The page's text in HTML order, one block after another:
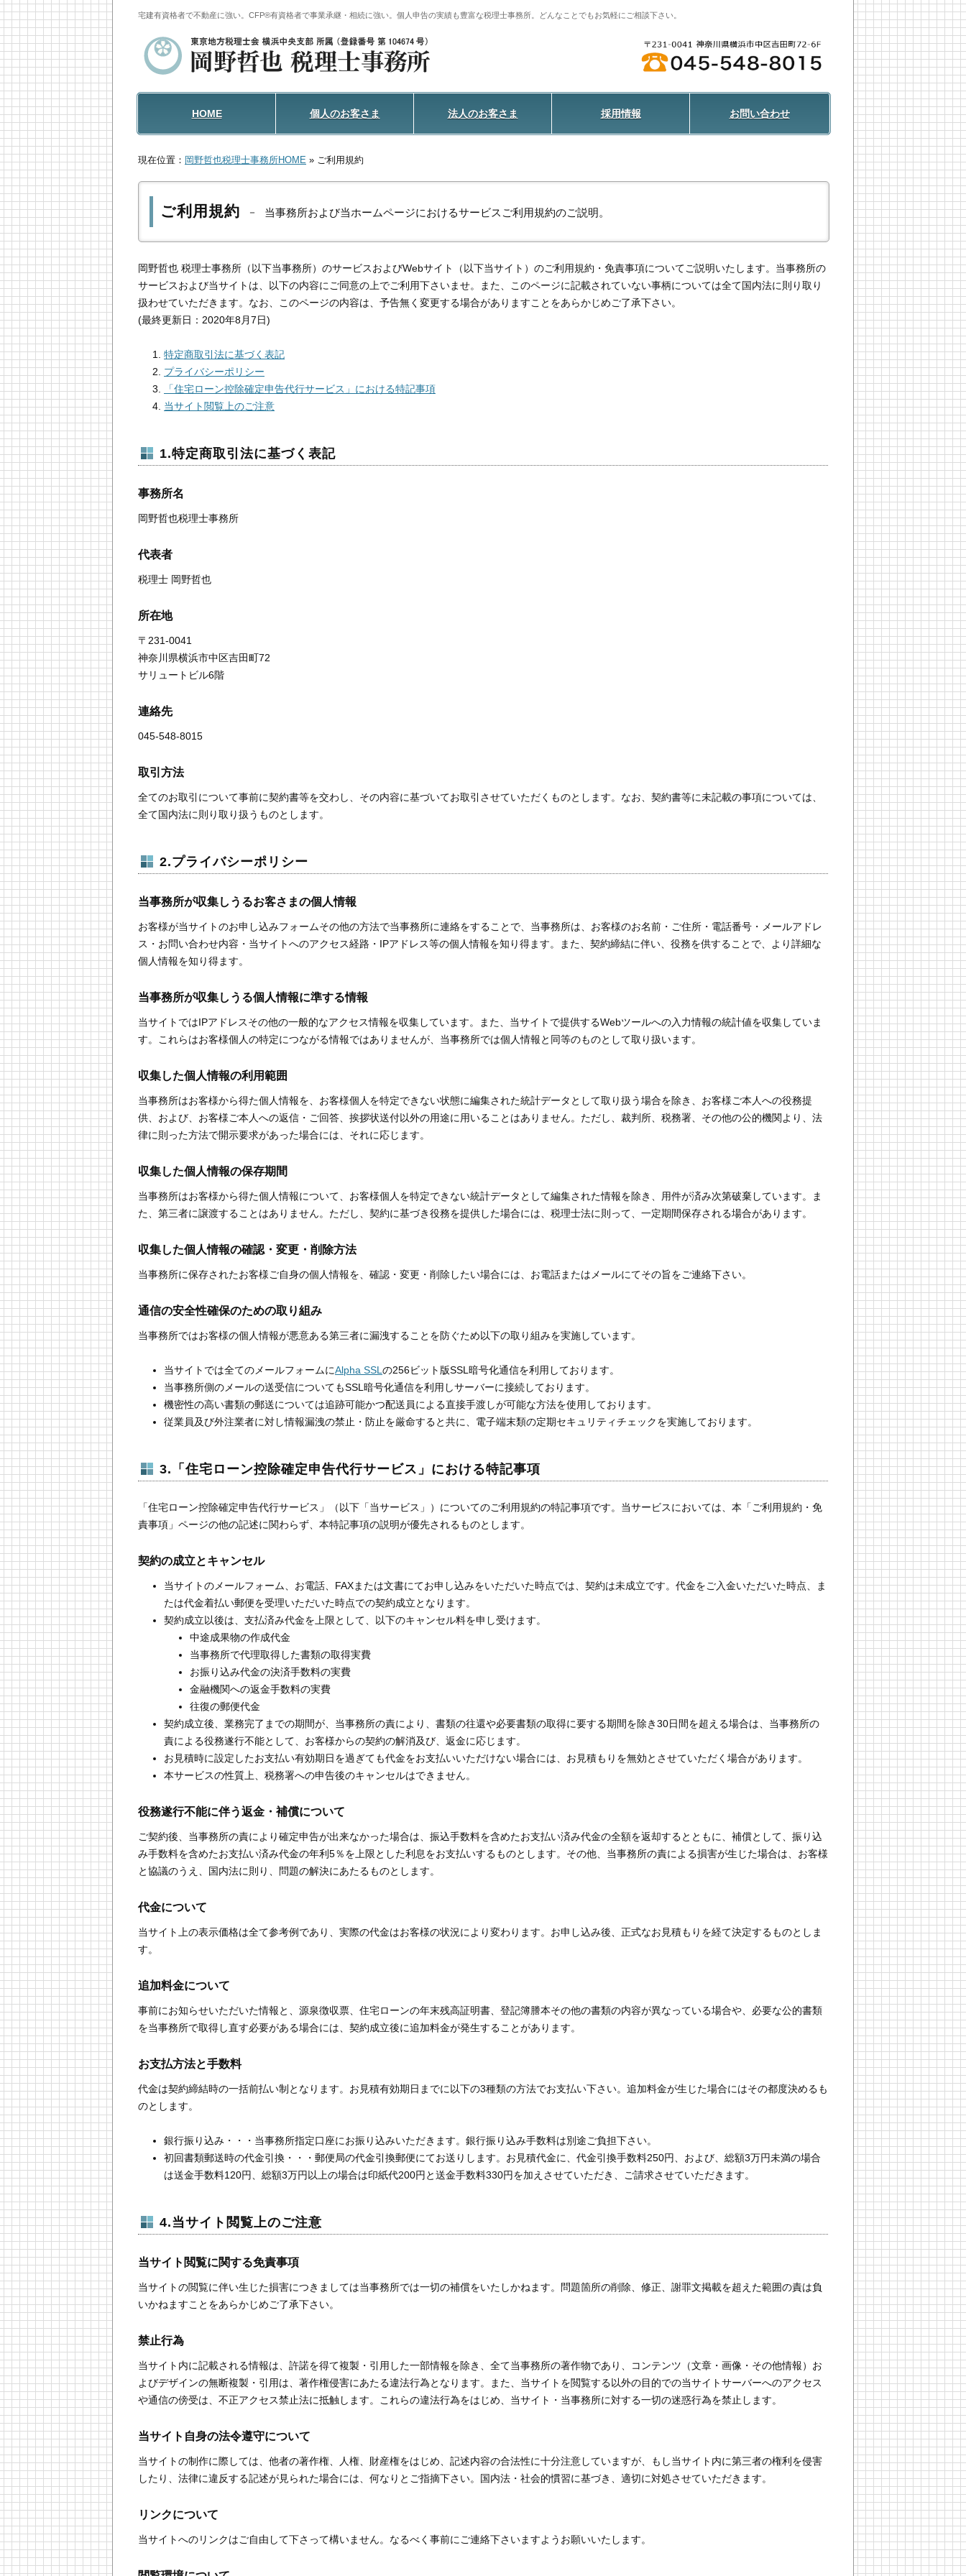
宅建有資格者で不動産に強い。 CFP®有資格者で事業承継・相続に強い。 個人申告の実績も豊富な税理士事務所。 どんなことでもお気軽にご相談下さい。
HOME 個人のお客さま 法人のお客さま 採用情報 お問い合わせ
現在位置： 岡野哲也税理士事務所HOME » ご利用規約
ご利用規約 － 当事務所および当ホームページにおけるサービスご利用規約のご説明。
岡野哲也 税理士事務所（以下当事務所）のサービスおよびWebサイト（以下当サイト）のご利用規約・免責事項についてご説明いたします。当事務所の
サービスおよび当サイトは、以下の内容にご同意の上でご利用下さいませ。また、このページに記載されていない事柄については全て国内法に則り取り
扱わせていただきます。なお、このページの内容は、予告無く変更する場合がありますことをあらかじめご了承下さい。
(最終更新日：2020年8月7日)
特定商取引法に基づく表記
プライバシーポリシー
「住宅ローン控除確定申告代行サービス」における特記事項
当サイト閲覧上のご注意
1.特定商取引法に基づく表記
事務所名
岡野哲也税理士事務所
代表者
税理士 岡野哲也
所在地
〒231-0041
神奈川県横浜市中区吉田町72
サリュートビル6階
連絡先
045-548-8015
取引方法
全てのお取引について事前に契約書等を交わし、その内容に基づいてお取引させていただくものとします。なお、契約書等に未記載の事項については、
全て国内法に則り取り扱うものとします。
2.プライバシーポリシー
当事務所が収集しうるお客さまの個人情報
お客様が当サイトのお申し込みフォームその他の方法で当事務所に連絡をすることで、当事務所は、お客様のお名前・ご住所・電話番号・メールアドレ
ス・お問い合わせ内容・当サイトへのアクセス経路・IPアドレス等の個人情報を知り得ます。また、契約締結に伴い、役務を供することで、より詳細な
個人情報を知り得ます。
当事務所が収集しうる個人情報に準する情報
当サイトではIPアドレスその他の一般的なアクセス情報を収集しています。また、当サイトで提供するWebツールへの入力情報の統計値を収集していま
す。これらはお客様個人の特定につながる情報ではありませんが、当事務所では個人情報と同等のものとして取り扱います。
収集した個人情報の利用範囲
当事務所はお客様から得た個人情報を、お客様個人を特定できない状態に編集された統計データとして取り扱う場合を除き、お客様ご本人への役務提
供、および、お客様ご本人への返信・ご回答、挨拶状送付以外の用途に用いることはありません。ただし、裁判所、税務署、その他の公的機関より、法
律に則った方法で開示要求があった場合には、それに応じます。
収集した個人情報の保存期間
当事務所はお客様から得た個人情報について、お客様個人を特定できない統計データとして編集された情報を除き、用件が済み次第破棄しています。ま
た、第三者に譲渡することはありません。ただし、契約に基づき役務を提供した場合には、税理士法に則って、一定期間保存される場合があります。
収集した個人情報の確認・変更・削除方法
当事務所に保存されたお客様ご自身の個人情報を、確認・変更・削除したい場合には、お電話またはメールにてその旨をご連絡下さい。
通信の安全性確保のための取り組み
当事務所ではお客様の個人情報が悪意ある第三者に漏洩することを防ぐため以下の取り組みを実施しています。
当サイトでは全てのメールフォームにAlpha SSL の256ビット版SSL暗号化通信を利用しております。
当事務所側のメールの送受信についてもSSL暗号化通信を利用しサーバーに接続しております。
機密性の高い書類の郵送については追跡可能かつ配送員による直接手渡しが可能な方法を使用しております。
従業員及び外注業者に対し情報漏洩の禁止・防止を厳命すると共に、電子端末類の定期セキュリティチェックを実施しております。
3.「住宅ローン控除確定申告代行サービス」における特記事項
「住宅ローン控除確定申告代行サービス」（以下「当サービス」）についてのご利用規約の特記事項です。当サービスにおいては、本「ご利用規約・免
責事項」ページの他の記述に関わらず、本特記事項の説明が優先されるものとします。
契約の成立とキャンセル
当サイトのメールフォーム、お電話、FAXまたは文書にてお申し込みをいただいた時点では、契約は未成立です。代金をご入金いただいた時点、ま
たは代金着払い郵便を受理いただいた時点での契約成立となります。
契約成立以後は、支払済み代金を上限として、以下のキャンセル料を申し受けます。
中途成果物の作成代金
当事務所で代理取得した書類の取得実費
お振り込み代金の決済手数料の実費
金融機関への返金手数料の実費
往復の郵便代金
契約成立後、業務完了までの期間が、当事務所の責により、書類の往還や必要書類の取得に要する期間を除き30日間を超える場合は、当事務所の
責による役務遂行不能として、お客様からの契約の解消及び、返金に応じます。
お見積時に設定したお支払い有効期日を過ぎても代金をお支払いいただけない場合には、お見積もりを無効とさせていただく場合があります。
本サービスの性質上、税務署への申告後のキャンセルはできません。
役務遂行不能に伴う返金・補償について
ご契約後、当事務所の責により確定申告が出来なかった場合は、振込手数料を含めたお支払い済み代金の全額を返却するとともに、補償として、振り込
み手数料を含めたお支払い済み代金の年利5％を上限とした利息をお支払いするものとします。その他、当事務所の責による損害が生じた場合は、お客様
と協議のうえ、国内法に則り、問題の解決にあたるものとします。
代金について
当サイト上の表示価格は全て参考例であり、実際の代金はお客様の状況により変わります。お申し込み後、正式なお見積もりを経て決定するものとしま
す。
追加料金について
事前にお知らせいただいた情報と、源泉徴収票、住宅ローンの年末残高証明書、登記簿謄本その他の書類の内容が異なっている場合や、必要な公的書類
を当事務所で取得し直す必要がある場合には、契約成立後に追加料金が発生することがあります。
お支払方法と手数料
代金は契約締結時の一括前払い制となります。お見積有効期日までに以下の3種類の方法でお支払い下さい。追加料金が生じた場合にはその都度決めるも
のとします。
銀行振り込み・・・当事務所指定口座にお振り込みいただきます。銀行振り込み手数料は別途ご負担下さい。
初回書類郵送時の代金引換・・・郵便局の代金引換郵便にてお送りします。お見積代金に、代金引換手数料250円、および、総額3万円未満の場合
は送金手数料120円、総額3万円以上の場合は印紙代200円と送金手数料330円を加えさせていただき、ご請求させていただきます。
4.当サイト閲覧上のご注意
当サイト閲覧に関する免責事項
当サイトの閲覧に伴い生じた損害につきましては当事務所では一切の補償をいたしかねます。問題箇所の削除、修正、謝罪文掲載を超えた範囲の責は負
いかねますことをあらかじめご了承下さい。
禁止行為
当サイト内に記載される情報は、許諾を得て複製・引用した一部情報を除き、全て当事務所の著作物であり、コンテンツ（文章・画像・その他情報）お
よびデザインの無断複製・引用は、著作権侵害にあたる違法行為となります。また、当サイトを閲覧する以外の目的での当サイトサーバーへのアクセス
や通信の傍受は、不正アクセス禁止法に抵触します。これらの違法行為をはじめ、当サイト・当事務所に対する一切の迷惑行為を禁止します。
当サイト自身の法令遵守について
当サイトの制作に際しては、他者の著作権、人権、財産権をはじめ、記述内容の合法性に十分注意していますが、もし当サイト内に第三者の権利を侵害
したり、法律に違反する記述が見られた場合には、何なりとご指摘下さい。国内法・社会的慣習に基づき、適切に対処させていただきます。
リンクについて
当サイトへのリンクはご自由して下さって構いません。なるべく事前にご連絡下さいますようお願いいたします。